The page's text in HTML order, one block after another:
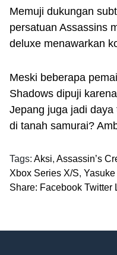
Memuji dukungan
persatuan Assassins
deluxe menawarkan
Meski beberapa
Shadows dipuji
Jepang juga jadi
di tanah samurai?
Tags: Aksi, Assassin’s
Xbox Series X/S, Yasuke
Share: Facebook Twitter